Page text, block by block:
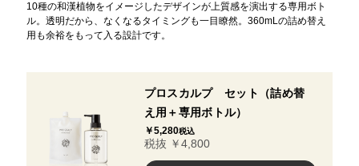
ヘルプ
よくあるご質問
定期お届けサービス
10種の和漢植物をイメージしたデザインが上質感を演出する専用ボト
ル。透明だから、なくなるタイミングも一目瞭然。360mLの詰め替え
用も余裕をもって入る設計です。
プロスカルプ セット（詰め替
え用＋専用ボトル）
￥5,280税込
税抜 ￥4,800